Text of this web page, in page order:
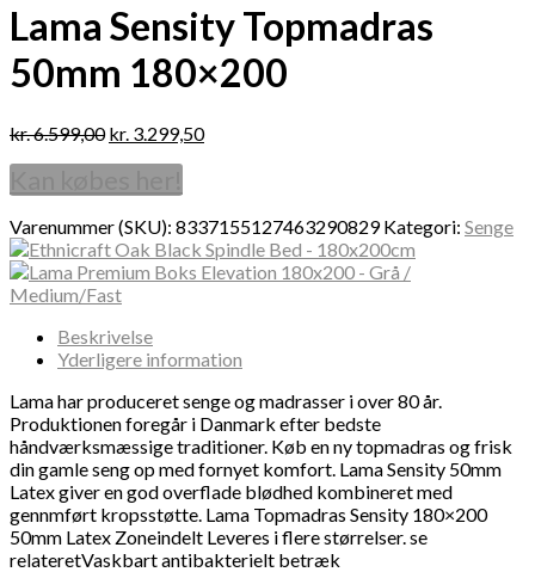
Lama Sensity Topmadras
50mm 180×200
kr.6.599,00 kr. 3.299,50
Varenummer (SKU): 8337155127463290829 Kategori: Senge
Beskrivelse
Yderligere information
Lama har produceret senge og madrasser i over 80 år.
Produktionen foregår i Danmark efter bedste
håndværksmæssige traditioner. Køb en ny topmadras og frisk
din gamle seng op med fornyet komfort. Lama Sensity 50mm
Latex giver en god overflade blødhed kombineret med
gennmført kropsstøtte. Lama Topmadras Sensity 180×200
50mm Latex Zoneindelt Leveres i flere størrelser. se
relateretVaskbart antibakterielt betræk